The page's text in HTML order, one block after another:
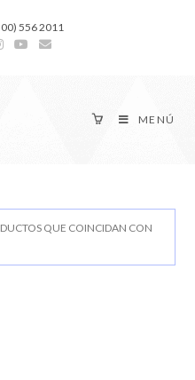
556 2011
MENÚ
QUE COINCIDAN CON